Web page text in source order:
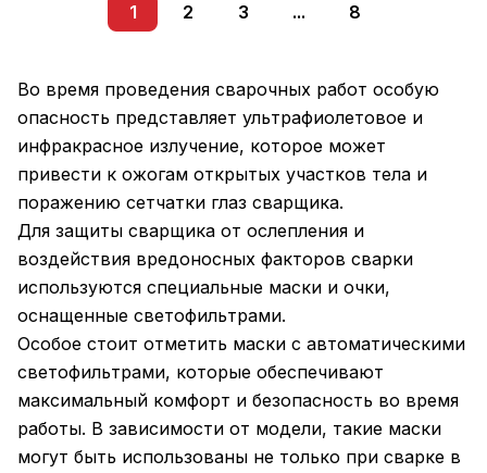
1 2 3 ... 8
Во время проведения сварочных работ особую
опасность представляет ультрафиолетовое и
инфракрасное излучение, которое может
привести к ожогам открытых участков тела и
поражению сетчатки глаз сварщика.
Для защиты сварщика от ослепления и
воздействия вредоносных факторов сварки
используются специальные маски и очки,
оснащенные светофильтрами.
Особое стоит отметить маски с автоматическими
светофильтрами, которые обеспечивают
максимальный комфорт и безопасность во время
работы. В зависимости от модели, такие маски
могут быть использованы не только при сварке в